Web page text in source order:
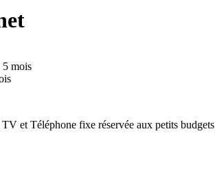
5 mois
et Téléphone fixe réservée aux petits